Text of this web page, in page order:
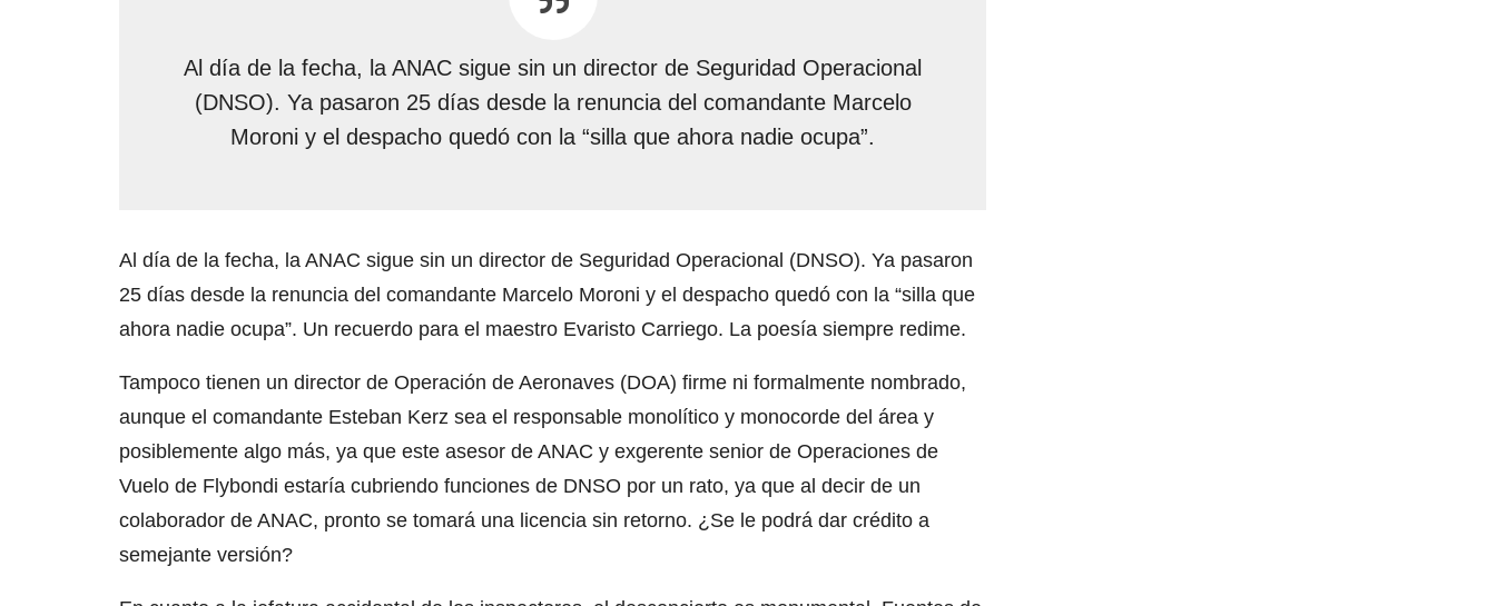
Al día de la fecha, la ANAC sigue sin un director de Seguridad Operacional
(DNSO). Ya pasaron 25 días desde la renuncia del comandante Marcelo
Moroni y el despacho quedó con la “silla que ahora nadie ocupa”.
Al día de la fecha, la ANAC sigue sin un director de Seguridad Operacional (DNSO). Ya pasaron
25 días desde la renuncia del comandante Marcelo Moroni y el despacho quedó con la “silla que
ahora nadie ocupa”. Un recuerdo para el maestro Evaristo Carriego. La poesía siempre redime.
Tampoco tienen un director de Operación de Aeronaves (DOA) firme ni formalmente nombrado,
aunque el comandante Esteban Kerz sea el responsable monolítico y monocorde del área y
posiblemente algo más, ya que este asesor de ANAC y exgerente senior de Operaciones de
Vuelo de Flybondi estaría cubriendo funciones de DNSO por un rato, ya que al decir de un
colaborador de ANAC, pronto se tomará una licencia sin retorno. ¿Se le podrá dar crédito a
semejante versión?